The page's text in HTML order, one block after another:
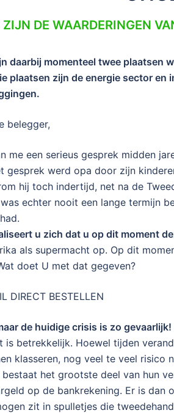
ZIJN DE WAARDERINGEN
daarbij momenteel twee plaatsen
plaatsen zijn de energie sector
belegger,
me een serieus gesprek midden
gesprek werd opa door zijn
hij toch indertijd, net na de
echter nooit een lange termijn
u zich dat u op dit moment
als supermacht op. Op dit
doet U met dat gegeven?
DIRECT BESTELLEN
de huidige crisis is zo gevaarlijk!
is betrekkelijk. Hoewel tijden
klasseren, nog veel te veel risico
het grootste deel van hun
op de bankrekening. Er is dan
zit in spulletjes die